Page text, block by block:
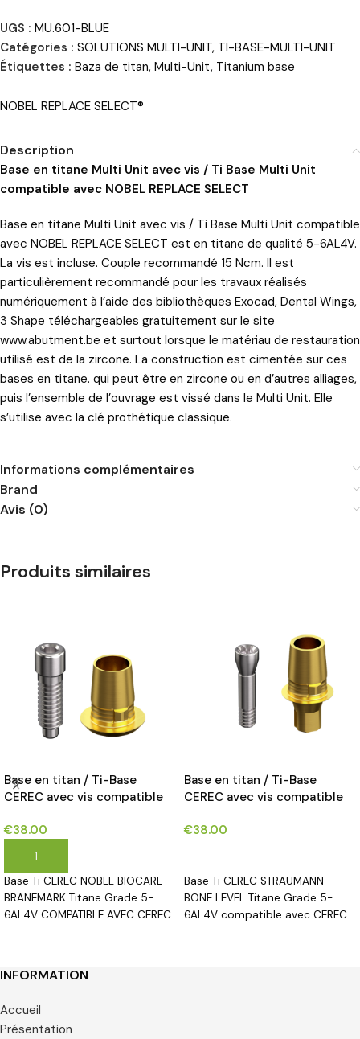
UGS : MU.601-BLUE
Catégories : SOLUTIONS MULTI-UNIT, TI-BASE-MULTI-UNIT
Étiquettes : Baza de titan, Multi-Unit, Titanium base
NOBEL REPLACE SELECT®
Description
Base en titane Multi Unit avec vis / Ti Base Multi Unit
compatible avec NOBEL REPLACE SELECT
Base en titane Multi Unit avec vis / Ti Base Multi Unit compatible
avec NOBEL REPLACE SELECT est en titane de qualité 5-6AL4V.
La vis est incluse. Couple recommandé 15 Ncm. Il est
particulièrement recommandé pour les travaux réalisés
numériquement à l’aide des bibliothèques Exocad, Dental Wings,
3 Shape téléchargeables gratuitement sur le site
www.abutment.be et surtout lorsque le matériau de restauration
utilisé est de la zircone. La construction est cimentée sur ces
bases en titane. qui peut être en zircone ou en d’autres alliages,
puis l’ensemble de l’ouvrage est vissé dans le Multi Unit. Elle
s’utilise avec la clé prothétique classique.
Informations complémentaires
Brand
Avis (0)
Produits similaires
Base en titan / Ti-Base
CEREC avec vis compatible
BRANEMARK® implants*
€38.00
AJOUTER AU PANIER
Base Ti CEREC NOBEL BIOCARE
BRANEMARK Titane Grade 5-
6AL4V COMPATIBLE AVEC CEREC
Base en titan / Ti-Base
CEREC avec vis compatible
LEVEL® implants*
€38.00
Base Ti CEREC STRAUMANN
BONE LEVEL Titane Grade 5-
6AL4V compatible avec CEREC
INFORMATION
Accueil
Présentation